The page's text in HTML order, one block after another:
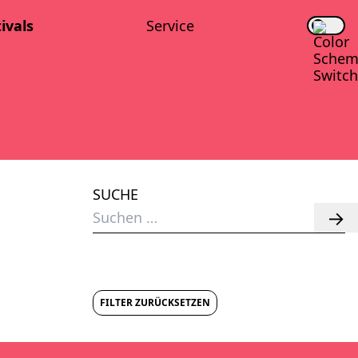
Ser­vice
SUCHE
Suchen
nach:
FILTER ZURÜCKSETZEN